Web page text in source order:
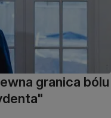
granica bólu